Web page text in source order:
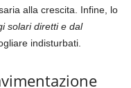
alla crescita. Infine, lo
solari diretti e dal
indisturbati.